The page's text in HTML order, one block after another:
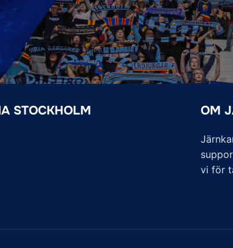
STOCKHOLM OM
vi för